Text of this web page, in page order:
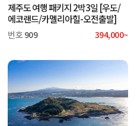
제주도 여행 패키지 2박3일 [우도/
에코랜드/카멜리아힐-오전출발]
번호 909 394,000~